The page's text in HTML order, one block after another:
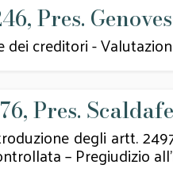
Pres.
creditori -
Pres.
degli artt.
– Pregiudizio